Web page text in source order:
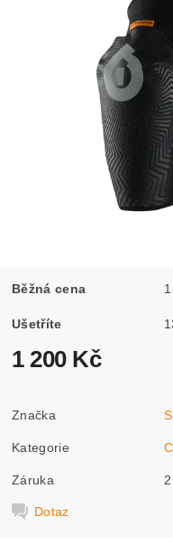
Běžná cena
Ušetříte
1 200 Kč
Značka
Kategorie
Záruka
Dotaz